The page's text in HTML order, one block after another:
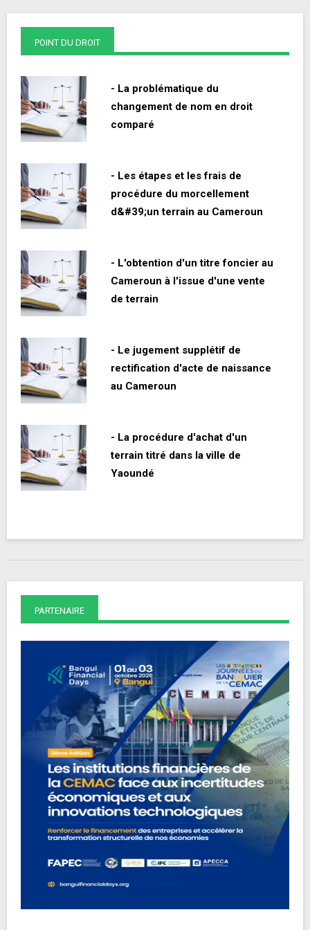
POINT DU DROIT
- La problématique du
changement de nom en droit
comparé
- Les étapes et les frais de
procédure du morcellement
d&#39;un terrain au Cameroun
- L'obtention d'un titre foncier au
Cameroun à l'issue d'une vente
de terrain
- Le jugement supplétif de
rectification d'acte de naissance
au Cameroun
- La procédure d'achat d'un
terrain titré dans la ville de
Yaoundé
PARTENAIRE